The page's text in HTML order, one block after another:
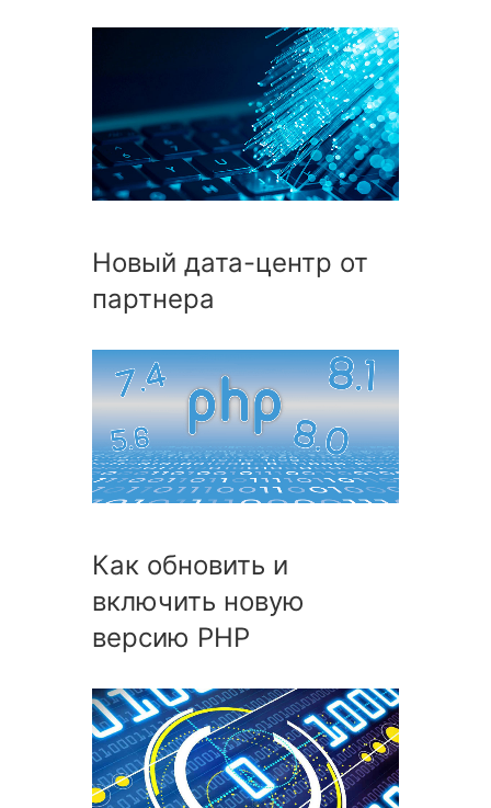
Новый дата-центр от
партнера
Как обновить и
включить новую
версию PHP